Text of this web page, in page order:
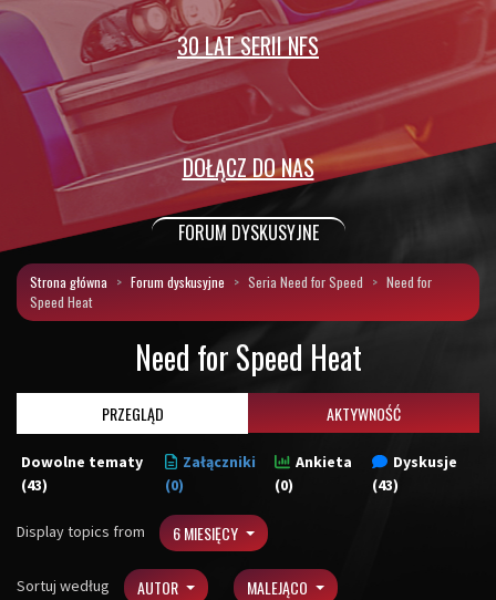
30 LAT SERII NFS
DOŁĄCZ DO NAS
FORUM DYSKUSYJNE
Strona główna Forum dyskusyjne Seria Need for Speed
Need for
Speed Heat
Need for Speed Heat
PRZEGLĄD AKTYWNOŚĆ
Dowolne tematy
(43)
Załączniki
(0)
Ankieta
(0)
Dyskusje
(43)
Display topics from 6 MIESIĘCY
Sortuj według AUTOR MALEJĄCO